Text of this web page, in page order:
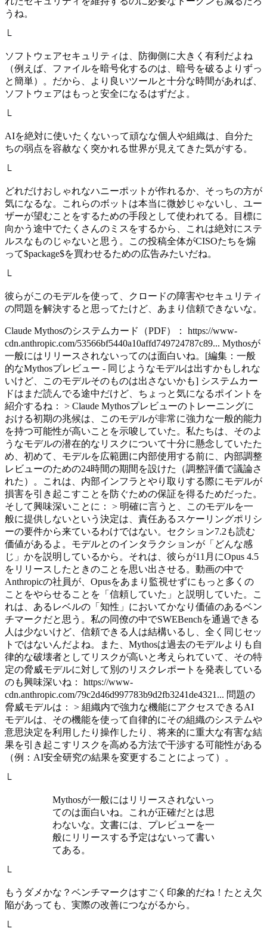
うね。
└
ソフトウェアセキュリティは、防御側に大きく有利だよね
（例えば、ファイルを暗号化するのは、暗号を破るよりずっ
と簡単）。だから、より良いツールと十分な時間があれば、
ソフトウェアはもっと安全になるはずだよ。
└
AIを絶対に使いたくないって頑なな個人や組織は、自分た
ちの弱点を容赦なく突かれる世界が見えてきた気がする。
└
どれだけおしゃれなハニーポットが作れるか、そっちの方が
気になるな。これらのボットは本当に微妙じゃないし、ユー
ザーが望むことをするための手段として使われてる。目標に
向かう途中でたくさんのミスをするから、これは絶対にステ
ルスなものじゃないと思う。この投稿全体がCISOたちを煽
って$package$を買わせるための広告みたいだね。
└
彼らがこのモデルを使って、クロードの障害やセキュリティ
の問題を解決すると思ってたけど、あまり信頼できないな。
Claude Mythosのシステムカード（PDF）： https://www-
cdn.anthropic.com/53566bf5440a10affd749724787c89... Mythosが
一般にはリリースされないってのは面白いね。[編集：一般
的なMythosプレビュー - 同じようなモデルは出すかもしれな
いけど、このモデルそのものは出さないかも] システムカー
ドはまだ読んでる途中だけど、ちょっと気になるポイントを
紹介するね： > Claude Mythosプレビューのトレーニングに
おける初期の兆候は、このモデルが非常に強力な一般的能力
を持つ可能性が高いことを示唆していた。私たちは、そのよ
うなモデルの潜在的なリスクについて十分に懸念していたた
め、初めて、モデルを広範囲に内部使用する前に、内部調整
レビューのための24時間の期間を設けた（調整評価で議論さ
れた）。これは、内部インフラとやり取りする際にモデルが
損害を引き起こすことを防ぐための保証を得るためだった。
そして興味深いことに： > 明確に言うと、このモデルを一
般に提供しないという決定は、責任あるスケーリングポリシ
ーの要件から来ているわけではない。セクション7.2も読む
価値があるよ。モデルとのインタラクションが「どんな感
じ」かを説明しているから。それは、彼らが11月にOpus 4.5
をリリースしたときのことを思い出させる。動画の中で
Anthropicの社員が、Opusをあまり監視せずにもっと多くの
ことをやらせることを「信頼していた」と説明していた。こ
れは、あるレベルの「知性」においてかなり価値のあるベン
チマークだと思う。私の同僚の中でSWEBenchを通過できる
人は少ないけど、信頼できる人は結構いるし、全く同じセッ
トではないんだよね。また、Mythosは過去のモデルよりも自
律的な破壊者としてリスクが高いと考えられていて、その特
定の脅威モデルに対して別のリスクレポートを発表している
のも興味深いね： https://www-
cdn.anthropic.com/79c2d46d997783b9d2fb3241de4321... 問題の
脅威モデルは： > 組織内で強力な機能にアクセスできるAI
モデルは、その機能を使って自律的にその組織のシステムや
意思決定を利用したり操作したり、将来的に重大な有害な結
果を引き起こすリスクを高める方法で干渉する可能性がある
（例：AI安全研究の結果を変更することによって）。
└
Mythosが一般にはリリースされないっ
てのは面白いね。これが正確だとは思
わないな。文書には、プレビューを一
般にリリースする予定はないって書い
てある。
└
もうダメかな？ベンチマークはすごく印象的だね！たとえ欠
陥があっても、実際の改善につながるから。
└